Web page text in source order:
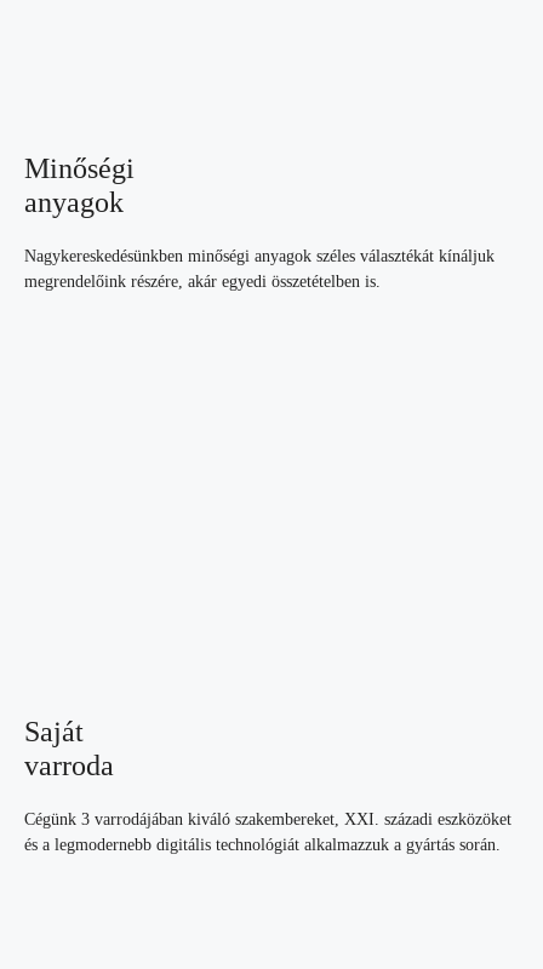
Minőségi
anyagok
Nagykereskedésünkben minőségi anyagok széles választékát kínáljuk
megrendelőink részére, akár egyedi összetételben is.
Saját
varroda
Cégünk 3 varrodájában kiváló szakembereket, XXI. századi eszközöket
és a legmodernebb digitális technológiát alkalmazzuk a gyártás során.